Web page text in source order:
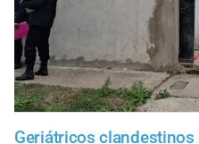
Geriátricos clandestinos